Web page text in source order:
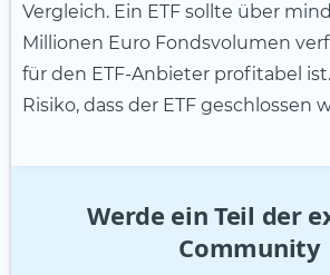
Vergleich. Ein ETF sollte über
Millionen Euro Fondsvolumen
für den ETF-Anbieter profitabel
Risiko, dass der ETF geschlossen
Werde ein Teil der
Community